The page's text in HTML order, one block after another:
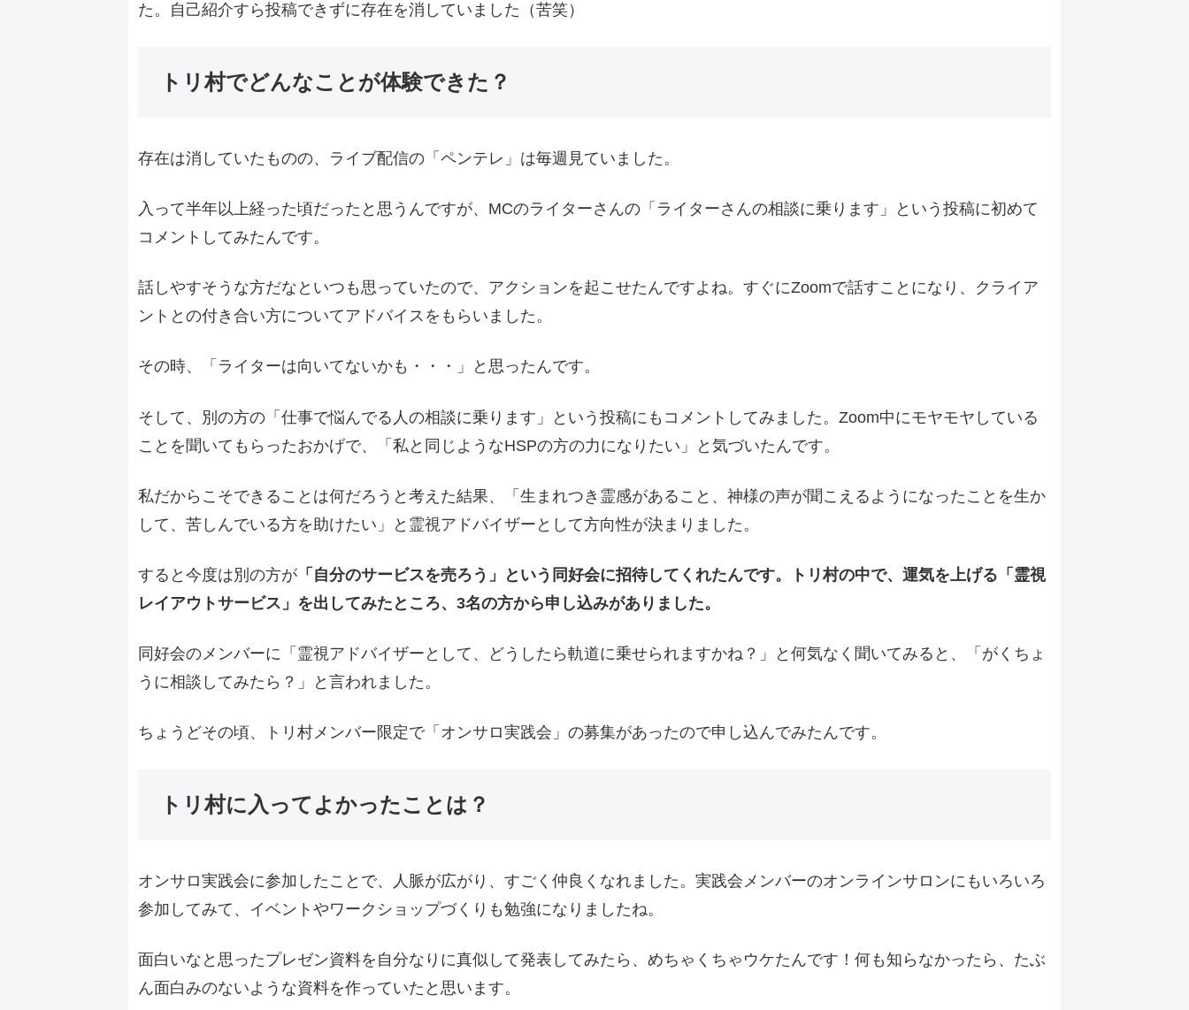
た。自己紹介すら投稿できずに存在を消していました（苦笑）
トリ村でどんなことが体験できた？
存在は消していたものの、ライブ配信の「ペンテレ」は毎週見ていました。
入って半年以上経った頃だったと思うんですが、MCのライターさんの「ライターさんの相談に乗ります」という投稿に初めて
コメントしてみたんです。
話しやすそうな方だなといつも思っていたので、アクションを起こせたんですよね。すぐにZoomで話すことになり、クライア
ントとの付き合い方についてアドバイスをもらいました。
その時、「ライターは向いてないかも・・・」と思ったんです。
そして、別の方の「仕事で悩んでる人の相談に乗ります」という投稿にもコメントしてみました。Zoom中にモヤモヤしている
ことを聞いてもらったおかげで、「私と同じようなHSPの方の力になりたい」と気づいたんです。
私だからこそできることは何だろうと考えた結果、「生まれつき霊感があること、神様の声が聞こえるようになったことを生か
して、苦しんでいる方を助けたい」と霊視アドバイザーとして方向性が決まりました。
すると今度は別の方が 「自分のサービスを売ろう」という同好会に招待してくれたんです。トリ村の中で、運気を上げる「霊視
レイアウトサービス」を出してみたところ、3名の方から申し込みがありました。
同好会のメンバーに「霊視アドバイザーとして、どうしたら軌道に乗せられますかね？」と何気なく聞いてみると、「がくちょ
うに相談してみたら？」と言われました。
ちょうどその頃、トリ村メンバー限定で「オンサロ実践会」の募集があったので申し込んでみたんです。
トリ村に入ってよかったことは？
オンサロ実践会に参加したことで、人脈が広がり、すごく仲良くなれました。実践会メンバーのオンラインサロンにもいろいろ
参加してみて、イベントやワークショップづくりも勉強になりましたね。
面白いなと思ったプレゼン資料を自分なりに真似して発表してみたら、めちゃくちゃウケたんです！何も知らなかったら、たぶ
ん面白みのないような資料を作っていたと思います。